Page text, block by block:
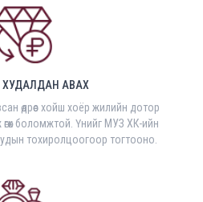
ХУДАЛДАН АВАХ
өдрөөс хойш хоёр жилийн дотор
боломжтой. Үнийг МУЗ ХК-ийн
тохиролцоогоор тогтооно.